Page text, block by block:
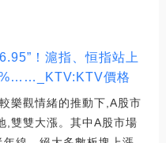
！滬指、恒指站上
價格
樂觀情緒的推動下,A股市
,雙雙大漲。其中A股市場